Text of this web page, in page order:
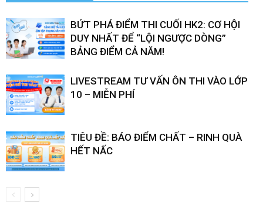
BỨT PHÁ ĐIỂM THI CUỐI HK2: CƠ HỘI
DUY NHẤT ĐỂ “LỘI NGƯỢC DÒNG”
BẢNG ĐIỂM CẢ NĂM!
LIVESTREAM TƯ VẤN ÔN THI VÀO LỚP
10 – MIỄN PHÍ
TIÊU ĐỀ: BÁO ĐIỂM CHẤT – RINH QUÀ
HẾT NẤC